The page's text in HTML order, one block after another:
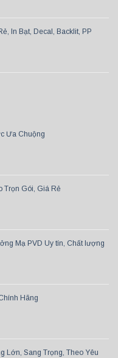
In Bạt, Decal, Backlit, PP
Ưa Chuộng
Trọn Gói, Giá Rẻ
Mạ PVD Uy tín, Chất lượng
Hãng
Lớn, Sang Trọng, Theo Yêu